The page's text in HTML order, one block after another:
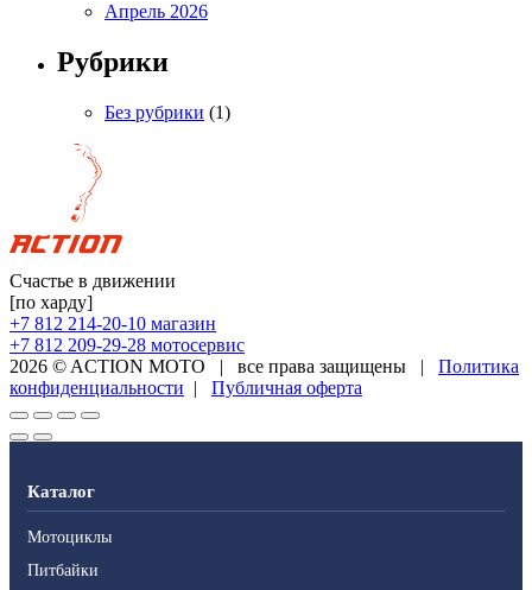
Апрель 2026
Рубрики
Без рубрики (1)
Счастье в движении
[по харду]
+7 812 214-20-10 магазин
+7 812 209-29-28 мотосервис
2026 © ACTION MOTO | все права защищены |
Политика
конфиденциальности | Публичная оферта
Каталог
Мотоциклы
Питбайки